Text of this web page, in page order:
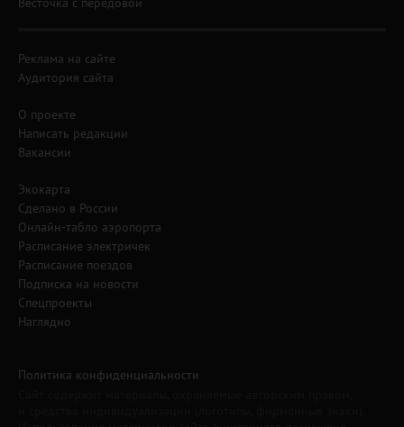
Реклама на сайте
Аудитория сайта
О проекте
Написать редакции
Вакансии
Экокарта
Сделано в России
Онлайн-табло аэропорта
Расписание электричек
Расписание поездов
Подписка на новости
Спецпроекты
Наглядно
Политика конфиденциальности